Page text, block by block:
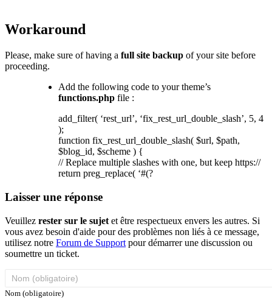
Workaround
Please, make sure of having a full site backup of your site before
proceeding.
Add the following code to your theme’s
functions.php file :
add_filter( ‘rest_url’, ‘fix_rest_url_double_slash’, 5, 4
);
function fix_rest_url_double_slash( $url, $path,
$blog_id, $scheme ) {
// Replace multiple slashes with one, but keep https://
return preg_replace( ‘#(?
Laisser une réponse
Veuillez rester sur le sujet et être respectueux envers les autres. Si
vous avez besoin d'aide pour des problèmes non liés à ce message,
utilisez notre Forum de Support pour démarrer une discussion ou
soumettre un ticket.
Nom (obligatoire)